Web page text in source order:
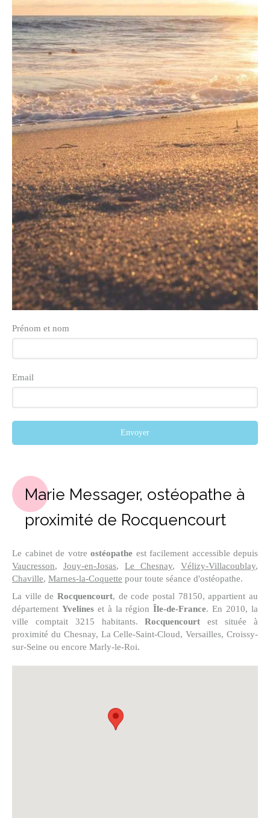
Prénom et nom
Email
Envoyer
Marie Messager, ostéopathe à
proximité de Rocquencourt
Le cabinet de votre ostéopathe est facilement accessible depuis
Vaucresson, Jouy-en-Josas, Le Chesnay, Vélizy-Villacoublay,
Chaville, Marnes-la-Coquette pour toute séance d'ostéopathe.
La ville de Rocquencourt, de code postal 78150, appartient au
département Yvelineset à la régionÎle-de-France. En 2010, la
ville comptait 3215 habitants.Rocquencourt est située à
proximité du Chesnay, La Celle-Saint-Cloud, Versailles, Croissy-
sur-Seine ou encore Marly-le-Roi.